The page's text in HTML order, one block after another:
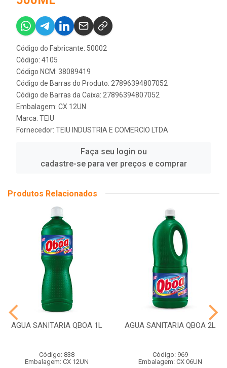
Código do Fabricante: 50002
Código: 4105
Código NCM: 38089419
Código de Barras do Produto: 27896394807052
Código de Barras da Caixa: 27896394807052
Embalagem: CX 12UN
Marca: TEIU
Fornecedor: TEIU INDUSTRIA E COMERCIO LTDA
Faça seu login ou
cadastre-se para ver preços e comprar
Produtos Relacionados
AGUA SANITARIA QBOA 1L
Código: 838
Embalagem: CX 12UN
AGUA SANITARIA QBOA 2L
Código: 969
Embalagem: CX 06UN